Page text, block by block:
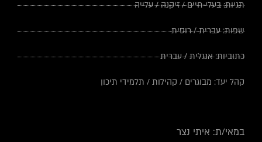
תגיות:בעלי-חיים/זיקנה/עלייה
שפות:עברית/רוסית
כתוביות:אנגלית/עברית
קהל יעד: מבוגרים / קהילות / תלמידי תיכון
במאי/ת: איתי נצר